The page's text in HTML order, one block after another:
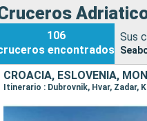
106
encontrados
Sus
CROACIA, ESLOVENIA,
Itinerario : Dubrovnik, Hvar, Zadar,